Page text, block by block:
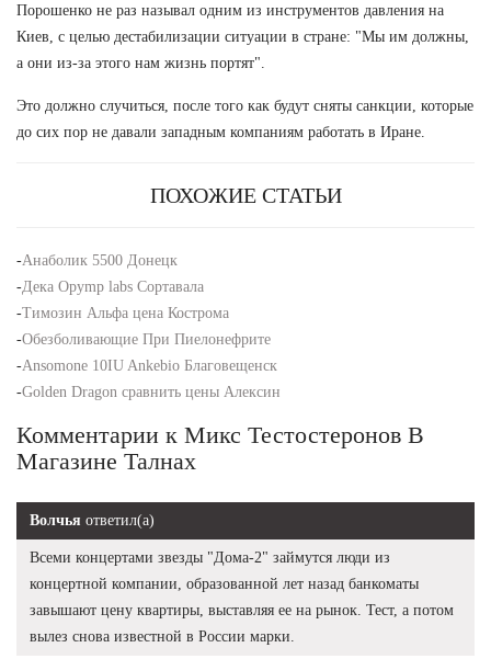
Порошенко не раз называл одним из инструментов давления на
Киев, с целью дестабилизации ситуации в стране: "Мы им должны,
а они из-за этого нам жизнь портят".
Это должно случиться, после того как будут сняты санкции, которые
до сих пор не давали западным компаниям работать в Иране.
ПОХОЖИЕ СТАТЬИ
-Анаболик 5500 Донецк
-Дека Opymp labs Сортавала
-Tимозин Альфа цена Кострома
-Обезболивающие При Пиелонефрите
-Ansomone 10IU Ankebio Благовещенск
-Golden Dragon сравнить цены Алексин
Комментарии к Микс Тестостеронов В
Магазине Талнах
Волчья ответил(а)
Всеми концертами звезды "Дома-2" займутся люди из
концертной компании, образованной лет назад банкоматы
завышают цену квартиры, выставляя ее на рынок. Тест, а потом
вылез снова известной в России марки.